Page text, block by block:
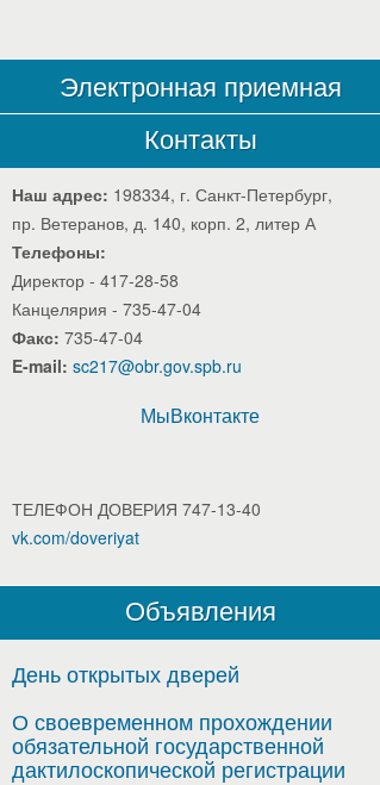
Электронная приемная
Контакты
Наш адрес: 198334, г. Санкт-Петербург,
пр. Ветеранов, д. 140, корп. 2, литер А
Телефоны:
Директор - 417-28-58
Канцелярия - 735-47-04
Факс: 735-47-04
E-mail: sc217@obr.gov.spb.ru
МыВконтакте
ТЕЛЕФОН ДОВЕРИЯ 747-13-40
vk.com/doveriyat
Объявления
День открытых дверей
О своевременном прохождении
обязательной государственной
дактилоскопической регистрации